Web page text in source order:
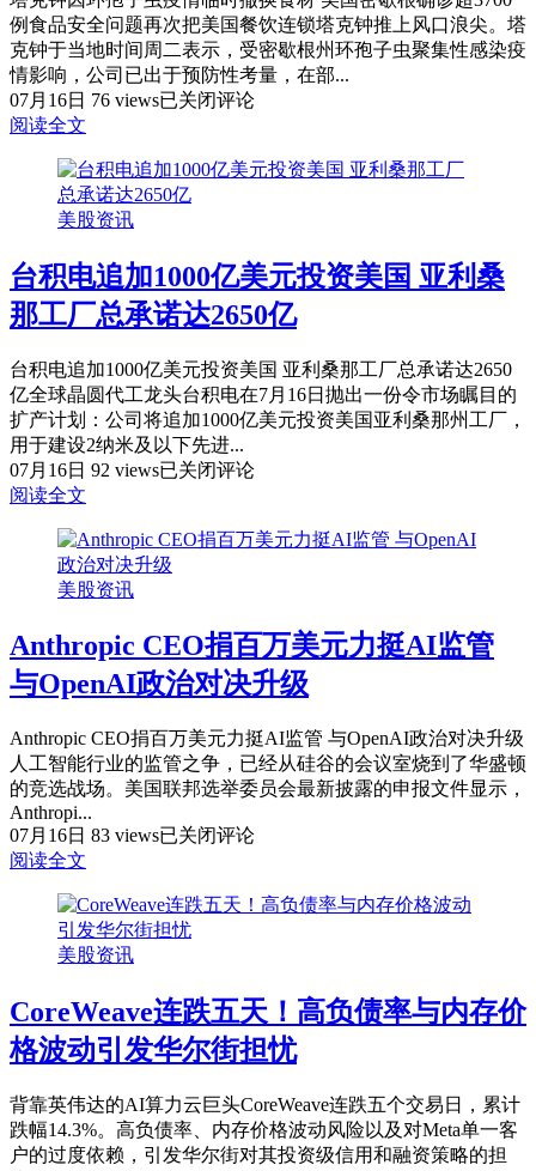
25%
关
税
科
技
与
乙
豁
免
例食品安全问题再次把美国餐饮连锁塔克钟推上风口浪尖。塔
克钟于当地时间周二表示，受密歇根州环孢子虫聚集性感染疫
情影响，公司已出于预防性考量，在部...
07月16日 76 views塔
因
环
虫
疫
情
时
撤
换
食
材
密
歇
诊
超
3700
已关闭评论
阅读全文
美股资讯
台积电追加1000亿美元投资美国 亚利桑
那工厂总承诺达2650亿
台积电追加1000亿美元投资美国 亚利桑那工厂总承诺达2650
亿全球晶圆代工龙头台积电在7月16日抛出一份令市场瞩目的
扩产计划：公司将追加1000亿美元投资美国亚利桑那州工厂，
用于建设2纳米及以下先进...
07月16日 92 views台
追
加
美
元
投
美
国
亚
桑
工
厂
总
诺
达
2650
亿
已关闭评论
阅读全文
美股资讯
Anthropic CEO捐百万美元力挺AI监管
与OpenAI政治对决升级
Anthropic CEO捐百万美元力挺AI监管 与OpenAI政治对决升级
人工智能行业的监管之争，已经从硅谷的会议室烧到了华盛顿
的竞选战场。美国联邦选举委员会最新披露的申报文件显示，
Anthropi...
07月16日 83 viewsAnthropic
百
万
力
挺
AI
管
与
OpenAI
已关闭评论
阅读全文
美股资讯
CoreWeave连跌五天！高负债率与内存价
格波动引发华尔街担忧
背靠英伟达的AI算力云巨头CoreWeave连跌五个交易日，累计
跌幅14.3%。高负债率、内存价格波动风险以及对Meta单一客
户的过度依赖，引发华尔街对其投资级信用和融资策略的担